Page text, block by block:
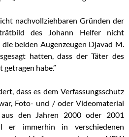
nachvollziehbaren Gründen der
des Johann Helfer nicht
beiden Augenzeugen Djavad M.
hatten, dass der Täter des
habe.”
dass es dem Verfassungsschutz
Foto- und / oder Videomaterial
den Jahren 2000 oder 2001
er immerhin in verschiedenen